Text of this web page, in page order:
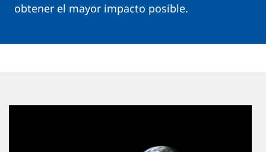
obtener el mayor impacto posible.